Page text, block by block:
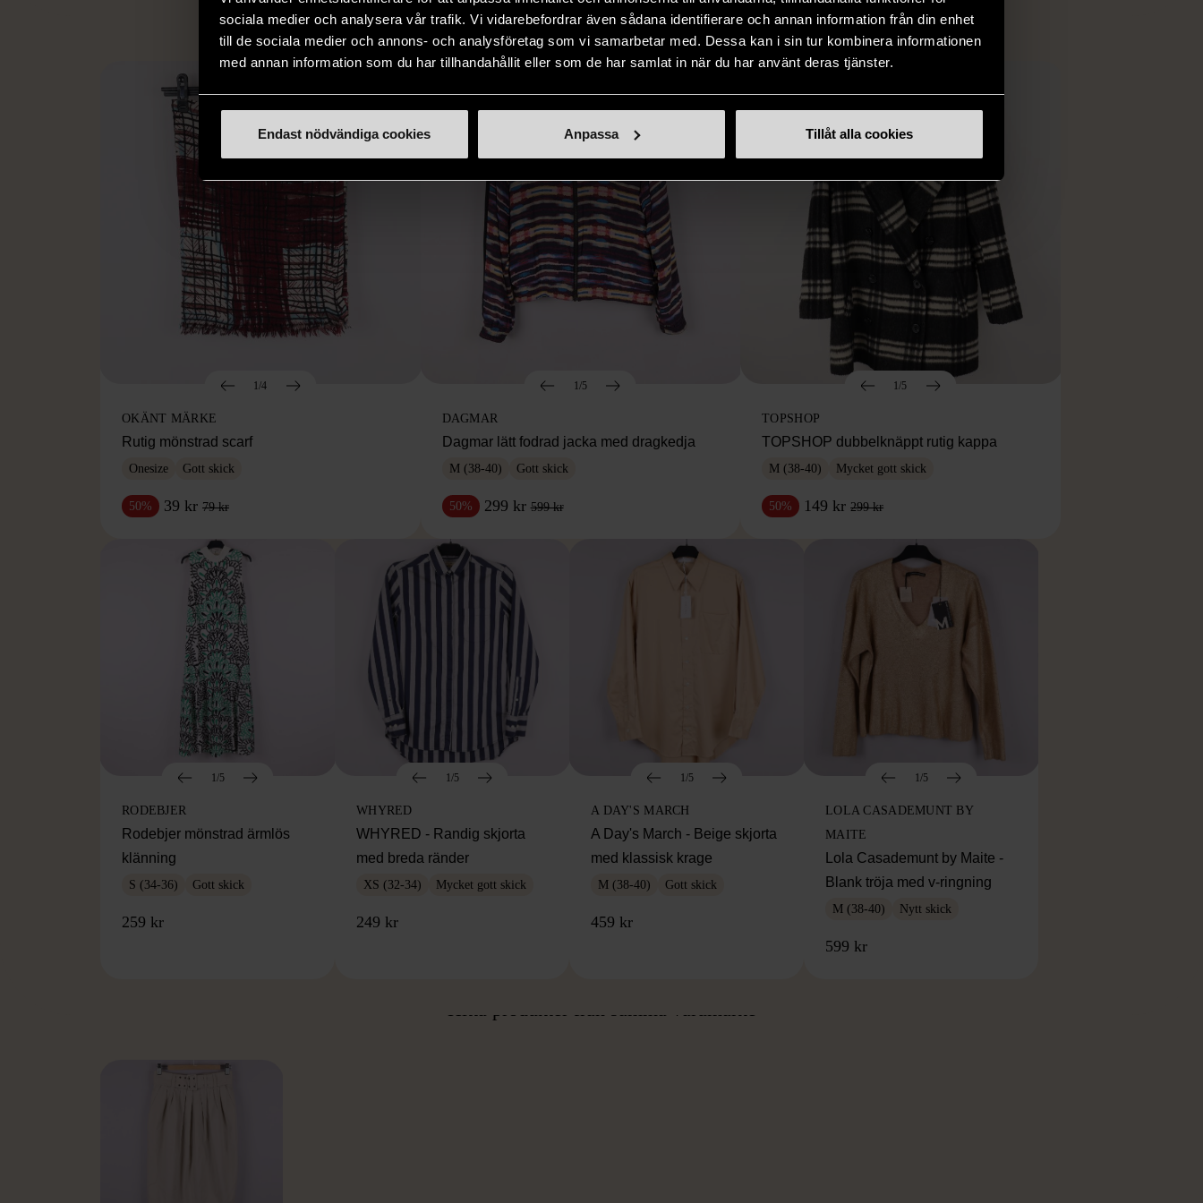
sociala medier och analysera vår trafik. Vi vidarebefordrar även sådana identifierare och annan information från din enhet
till de sociala medier och annons- och analysföretag som vi samarbetar med. Dessa kan i sin tur kombinera informationen
med annan information som du har tillhandahållit eller som de har samlat in när du har använt deras tjänster.
Endast nödvändiga cookies Anpassa Tillåt alla cookies
Hitta produkter som påminner om denna
1/4
OKÄNT MÄRKE
Rutig mönstrad scarf
Onesize Gott skick
50% 39 kr 79 kr
1/5
DAGMAR
Dagmar lätt fodrad jacka med dragkedja
M (38-40) Gott skick
50% 299 kr599 kr
1/5
TOPSHOP
TOPSHOP dubbelknäppt rutig kappa
M (38-40) Mycket gott skick
50% 149 kr299 kr
1/5
RODEBJER
Rodebjer mönstrad ärmlös
klänning
S (34-36) Gott skick
259 kr
1/5
WHYRED
WHYRED - Randig skjorta
med breda ränder
XS (32-34) Mycket gott skick
249 kr
1/5
A DAY'S MARCH
A Day's March - Beige skjorta
med klassisk krage
M (38-40) Gott skick
459 kr
1/5
LOLA CASADEMUNT BY
MAITE
Lola Casademunt by Maite -
Blank tröja med v-ringning
M (38-40) Nytt skick
599 kr